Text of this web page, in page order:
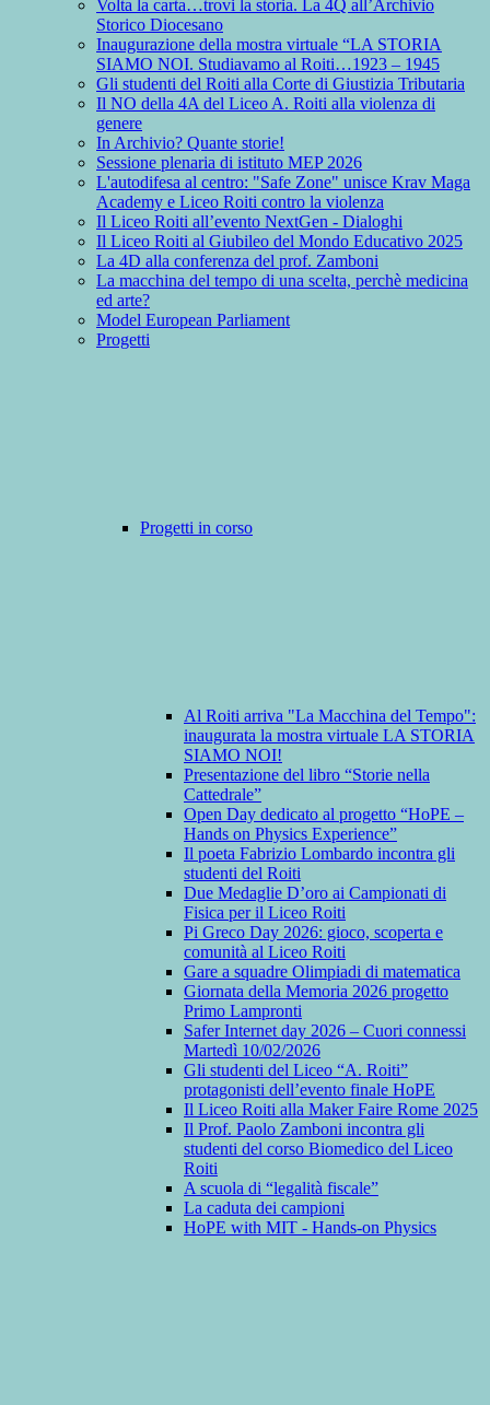
Volta la carta…trovi la storia. La 4Q all’Archivio
Storico Diocesano
Inaugurazione della mostra virtuale “LA STORIA
SIAMO NOI. Studiavamo al Roiti…1923 – 1945
Gli studenti del Roiti alla Corte di Giustizia Tributaria
Il NO della 4A del Liceo A. Roiti alla violenza di
genere
In Archivio? Quante storie!
Sessione plenaria di istituto MEP 2026
L'autodifesa al centro: "Safe Zone" unisce Krav Maga
Academy e Liceo Roiti contro la violenza
Il Liceo Roiti all’evento NextGen - Dialoghi
Il Liceo Roiti al Giubileo del Mondo Educativo 2025
La 4D alla conferenza del prof. Zamboni
La macchina del tempo di una scelta, perchè medicina
ed arte?
Model European Parliament
Progetti
Progetti in corso
Al Roiti arriva "La Macchina del Tempo":
inaugurata la mostra virtuale LA STORIA
SIAMO NOI!
Presentazione del libro “Storie nella
Cattedrale”
Open Day dedicato al progetto “HoPE –
Hands on Physics Experience”
Il poeta Fabrizio Lombardo incontra gli
studenti del Roiti
Due Medaglie D’oro ai Campionati di
Fisica per il Liceo Roiti
Pi Greco Day 2026: gioco, scoperta e
comunità al Liceo Roiti
Gare a squadre Olimpiadi di matematica
Giornata della Memoria 2026 progetto
Primo Lampronti
Safer Internet day 2026 – Cuori connessi
Martedì 10/02/2026
Gli studenti del Liceo “A. Roiti”
protagonisti dell’evento finale HoPE
Il Liceo Roiti alla Maker Faire Rome 2025
Il Prof. Paolo Zamboni incontra gli
studenti del corso Biomedico del Liceo
Roiti
A scuola di “legalità fiscale”
La caduta dei campioni
HoPE with MIT - Hands-on Physics